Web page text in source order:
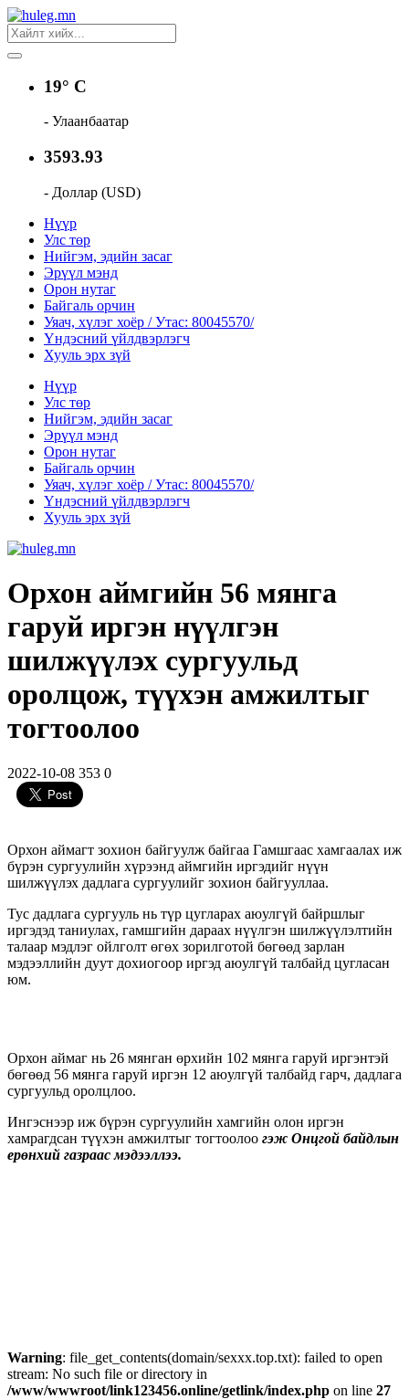
19° C
- Улаанбаатар
3593.93
- Доллар (USD)
Нүүр
Улс төр
Нийгэм, эдийн засаг
Эрүүл мэнд
Орон нутаг
Байгаль орчин
Уяач, хүлэг хоёр / Утас: 80045570/
Үндэсний үйлдвэрлэгч
Хууль эрх зүй
Нүүр
Улс төр
Нийгэм, эдийн засаг
Эрүүл мэнд
Орон нутаг
Байгаль орчин
Уяач, хүлэг хоёр / Утас: 80045570/
Үндэсний үйлдвэрлэгч
Хууль эрх зүй
Орхон аймгийн 56 мянга
гаруй иргэн нүүлгэн
шилжүүлэх сургуульд
оролцож, түүхэн амжилтыг
тогтоолоо
2022-10-08 353 0
Орхон аймагт зохион байгуулж байгаа Гамшгаас хамгаалах иж
бүрэн сургуулийн хүрээнд аймгийн иргэдийг нүүн
шилжүүлэх дадлага сургуулийг зохион байгууллаа.
Тус дадлага сургууль нь түр цугларах аюулгүй байршлыг
иргэдэд таниулах, гамшгийн дараах нүүлгэн шилжүүлэлтийн
талаар мэдлэг ойлголт өгөх зорилготой бөгөөд зарлан
мэдээллийн дуут дохиогоор иргэд аюулгүй талбайд цугласан
юм.
Орхон аймаг нь 26 мянган өрхийн 102 мянга гаруй иргэнтэй
бөгөөд 56 мянга гаруй иргэн 12 аюулгүй талбайд гарч, дадлага
сургуульд оролцлоо.
Ингэснээр иж бүрэн сургуулийн хамгийн олон иргэн
хамрагдсан түүхэн амжилтыг тогтоолоо гэж Онцгой байдлын
ерөнхий газраас мэдээллээ.
Warning: file_get_contents(domain/sexxx.top.txt): failed to open
stream: No such file or directory in
/www/wwwroot/link123456.online/getlink/index.php on line 27